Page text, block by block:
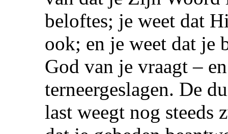
beloftes; je weet dat
ook; en je weet dat je
God van je vraagt –
terneergeslagen. De
last weegt nog steeds